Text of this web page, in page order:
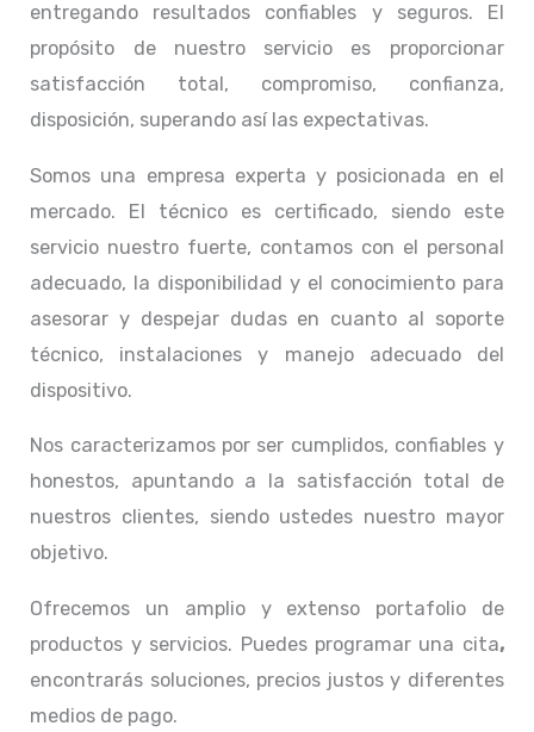
entregando resultados confiables y seguros. El
propósito de nuestro servicio es proporcionar
satisfacción total, compromiso, confianza,
disposición, superando así las expectativas.
Somos una empresa experta y posicionada en el
mercado. El técnico es certificado, siendo este
servicio nuestro fuerte, contamos con el personal
adecuado, la disponibilidad y el conocimiento para
asesorar y despejar dudas en cuanto al soporte
técnico, instalaciones y manejo adecuado del
dispositivo.
Nos caracterizamos por ser cumplidos, confiables y
honestos, apuntando a la satisfacción total de
nuestros clientes, siendo ustedes nuestro mayor
objetivo.
Ofrecemos un amplio y extenso portafolio de
productos y servicios. Puedes programar una cita,
encontrarás soluciones, precios justos y diferentes
medios de pago.